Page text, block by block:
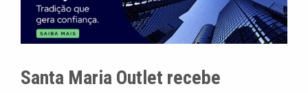
Santa Maria Outlet recebe